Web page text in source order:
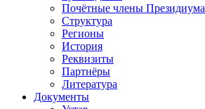
Почётные члены Президиума
Структура
Регионы
История
Реквизиты
Партнёры
Литература
Документы